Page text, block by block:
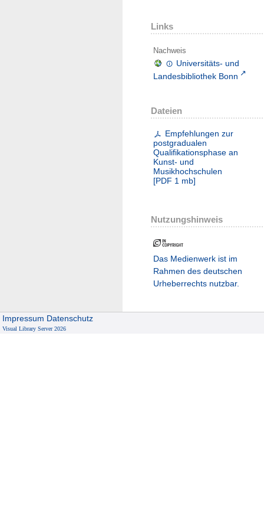
Links
Nachweis
Universitäts- und
Landesbibliothek Bonn
Dateien
Empfehlungen zur
postgradualen
Qualifikationsphase an
Kunst- und
Musikhochschulen
[PDF 1 mb]
Nutzungshinweis
Das Medienwerk ist im
Rahmen des deutschen
Urheberrechts nutzbar.
Impressum Datenschutz
Visual Library Server 2026